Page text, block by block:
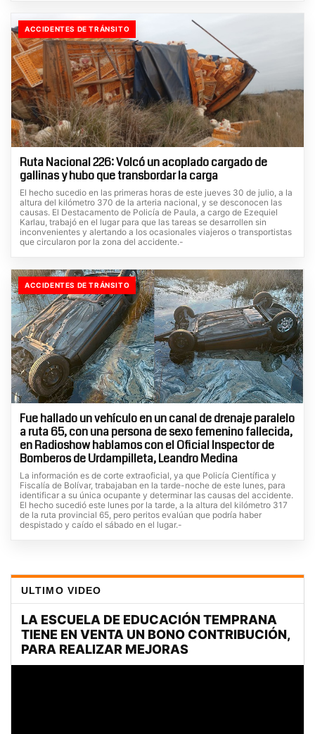
ACCIDENTES DE TRÁNSITO
Ruta Nacional 226: Volcó un acoplado cargado de
gallinas y hubo que transbordar la carga
El hecho sucedio en las primeras horas de este jueves 30 de julio, a la
altura del kilómetro 370 de la arteria nacional, y se desconocen las
causas. El Destacamento de Policía de Paula, a cargo de Ezequiel
Karlau, trabajó en el lugar para que las tareas se desarrollen sin
inconvenientes y alertando a los ocasionales viajeros o transportistas
que circularon por la zona del accidente.-
ACCIDENTES DE TRÁNSITO
Fue hallado un vehículo en un canal de drenaje paralelo
a ruta 65, con una persona de sexo femenino fallecida,
en Radioshow hablamos con el Oficial Inspector de
Bomberos de Urdampilleta, Leandro Medina
La información es de corte extraoficial, ya que Policía Científica y
Fiscalía de Bolívar, trabajaban en la tarde-noche de este lunes, para
identificar a su única ocupante y determinar las causas del accidente.
El hecho sucedió este lunes por la tarde, a la altura del kilómetro 317
de la ruta provincial 65, pero peritos evalúan que podría haber
despistado y caído el sábado en el lugar.-
ULTIMO VIDEO